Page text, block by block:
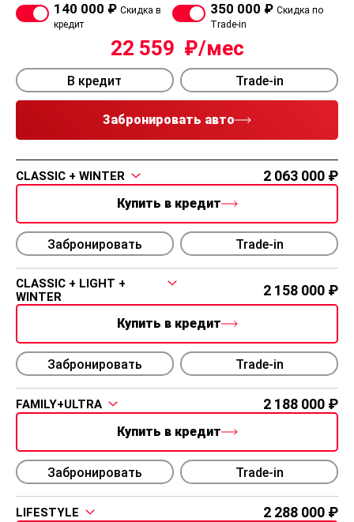
140 000 ₽ Скидка в
кредит
350 000 ₽ Скидка по
Trade-in
22 559
В кредит Trade-in
Забронировать авто
CLASSIC + WINTER 2 063 000
Купить в кредит
Забронировать Trade-in
CLASSIC + LIGHT +
WINTER
2 158 000
Купить в кредит
Забронировать Trade-in
FAMILY+ULTRA 2 188 000
Купить в кредит
Забронировать Trade-in
LIFESTYLE 2 288 000